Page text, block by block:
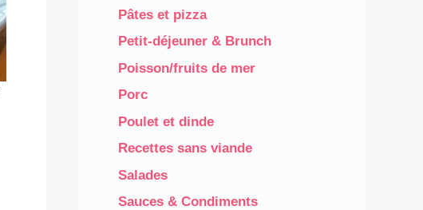
Pâtes et pizza
Petit-déjeuner & Brunch
Poisson/fruits de mer
Porc
Poulet et dinde
Recettes sans viande
Salades
Sauces & Condiments​